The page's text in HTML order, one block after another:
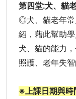
第四堂:犬、貓
◎犬、貓老年常
紹，藉此幫助
犬、貓的能力
照護、老年失智
※上課日期與時